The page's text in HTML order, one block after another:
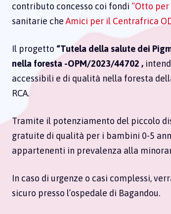
contributo concesso coi fondi “Otto per
sanitarie che Amici per il Centrafrica
Il progetto “Tutela della salute dei
nella foresta -OPM/2023/44702 ,
accessibili e di qualità nella foresta
RCA.
Tramite il potenziamento del piccolo
gratuite di qualità per i bambini 0-5
appartenenti in prevalenza alla
In caso di urgenze o casi complessi,
sicuro presso l’ospedale di Bagandou.